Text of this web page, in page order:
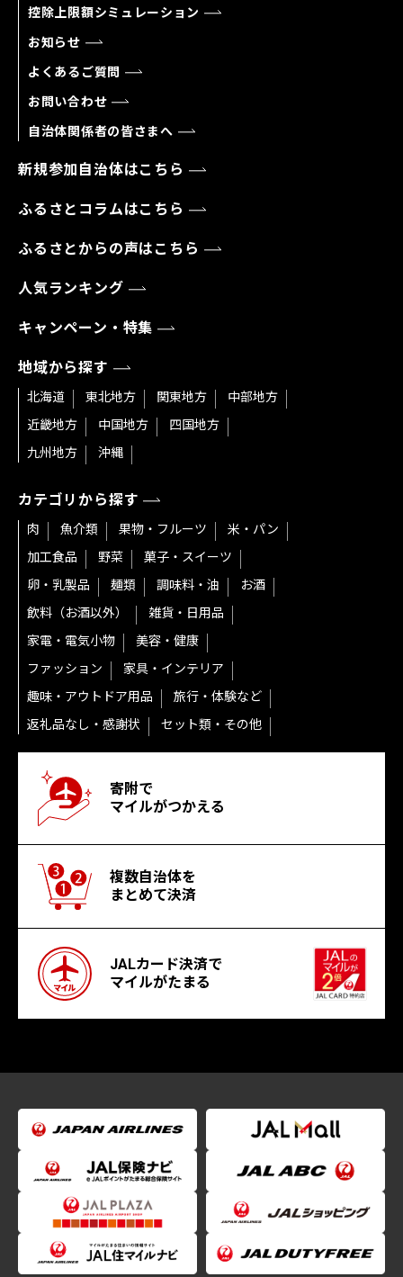
控除上限額シミュレーション
お知らせ
よくあるご質問
お問い合わせ
自治体関係者の皆さまへ
新規参加自治体はこちら
ふるさとコラムはこちら
ふるさとからの声はこちら
人気ランキング
キャンペーン・特集
地域から探す
北海道 東北地方 関東地方
中部地方
近畿地方
中国地方
四国地方
九州地方
沖縄
カテゴリから探す
肉 魚介類 果物・フルーツ
米・パン
加工食品
野菜
菓子・スイーツ
卵・乳製品
麺類 調味料・油
お酒
飲料（お酒以外）
雑貨・日用品
家電・電気小物
美容・健康
ファッション
家具・インテリア
趣味・アウトドア用品
旅行・体験など
返礼品なし・感謝状
セット類・その他
寄附で
マイルがつかえる
複数自治体を
まとめて決済
JALカード決済で
マイルがたまる